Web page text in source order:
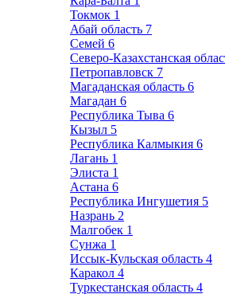
Токмок 1
Абай область 7
Семей 6
Северо-Казахстанская
Петропавловск 7
Магаданская область 6
Магадан 6
Республика Тыва 6
Кызыл 5
Республика Калмыкия 6
Лагань 1
Элиста 1
Астана 6
Республика Ингушетия 5
Назрань 2
Малгобек 1
Сунжа 1
Иссык-Кульская область 4
Каракол 4
Туркестанская область 4